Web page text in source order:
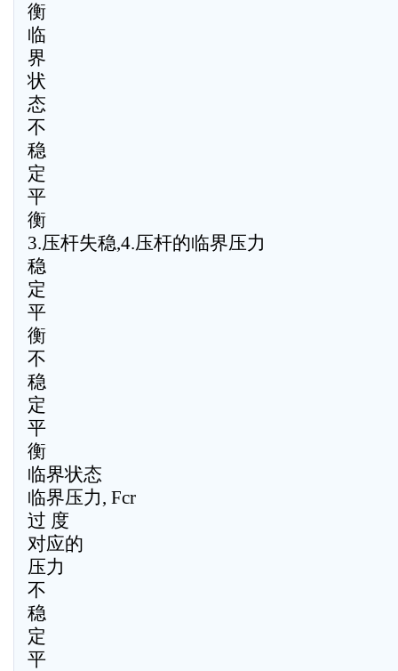
衡
临
界
状
态
不
稳
定
平
衡
3.压杆失稳,4.压杆的临界压力
稳
定
平
衡
不
稳
定
平
衡
临界状态
临界压力, Fcr
过 度
对应的
压力
不
稳
定
平